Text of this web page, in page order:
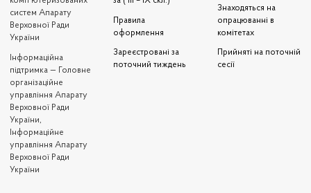
систем Апарату
Верховної Ради
України
Iнформаційна
підтримка — Головне
організаційне
управління Апарату
Верховної Ради
України,
Інформаційне
управління Апарату
Верховної Ради
України
Правила
оформлення
Зареєстровані за
поточний тиждень
Знаходяться на
опрацюванні в
комітетах
Прийняті на поточній
сесії